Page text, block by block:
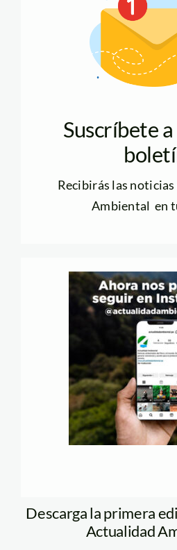
Suscríbete
Recibirás las
Ambiental en
Descarga la primera
Actualidad